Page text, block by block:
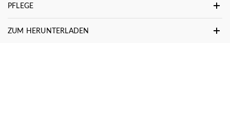
PFLEGE
ZUM HERUNTERLADEN